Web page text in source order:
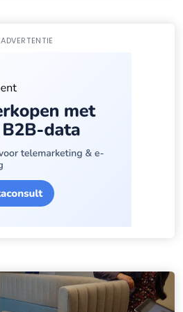
ADVERTENTIE